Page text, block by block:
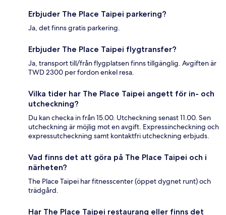
Erbjuder The Place Taipei parkering?
Ja, det finns gratis parkering.
Erbjuder The Place Taipei flygtransfer?
Ja, transport till/från flygplatsen finns tillgänglig. Avgiften är
TWD 2300 per fordon enkel resa.
Vilka tider har The Place Taipei angett för in- och
utcheckning?
Du kan checka in från 15.00. Utcheckning senast 11.00. Sen
utcheckning är möjlig mot en avgift. Expressincheckning och
expressutcheckning samt kontaktfri utcheckning erbjuds.
Vad finns det att göra på The Place Taipei och i
närheten?
The Place Taipei har fitnesscenter (öppet dygnet runt) och
trädgård.
Har The Place Taipei restaurang eller finns det